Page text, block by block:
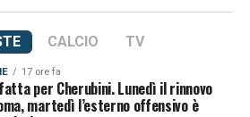
CALCIO TV
17 ore fa
per Cherubini. Lunedì il rinnovo
martedì l’esterno offensivo è